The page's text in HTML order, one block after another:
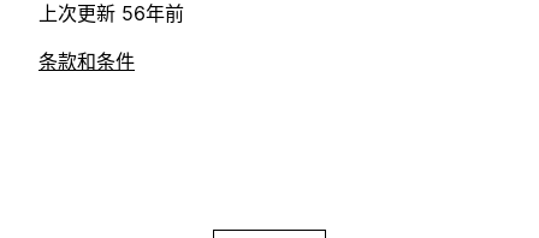
上次更新 56年前
条款和条件